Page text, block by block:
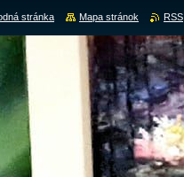
stránka Mapa stránok RSS